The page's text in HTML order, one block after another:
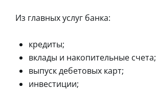
Из главных услуг банка:
кредиты;
вклады и накопительные счета;
выпуск дебетовых карт;
инвестиции;